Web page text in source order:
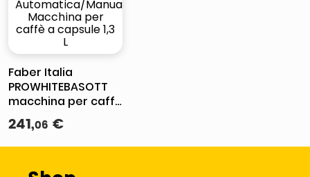
Faber Italia
PROWHITEBASOTT
macchina per caffè
Automatica/Manuale
Macchina per caffè
a capsule 1,3 L
241,06 €